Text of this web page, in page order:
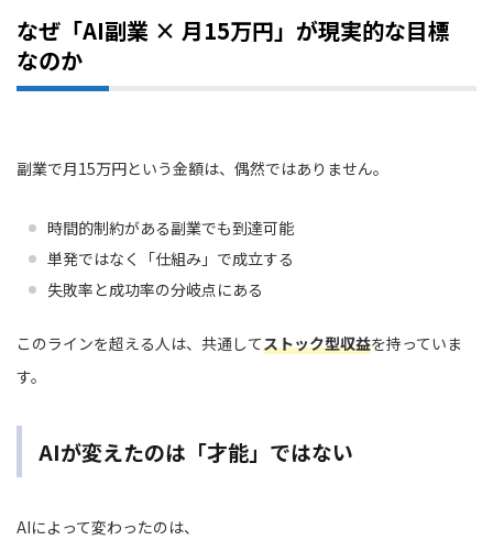
なぜ「AI副業 × 月15万円」が現実的な目標
なのか
副業で月15万円という金額は、偶然ではありません。
時間的制約がある副業でも到達可能
単発ではなく「仕組み」で成立する
失敗率と成功率の分岐点にある
このラインを超える人は、共通してストック型収益を持っていま
す。
AIが変えたのは「才能」ではない
AIによって変わったのは、